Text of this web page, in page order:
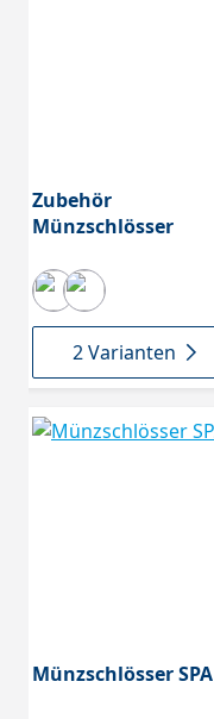
Zubehör
Münzschlösser
2 Varianten
Münzschlösser SPA